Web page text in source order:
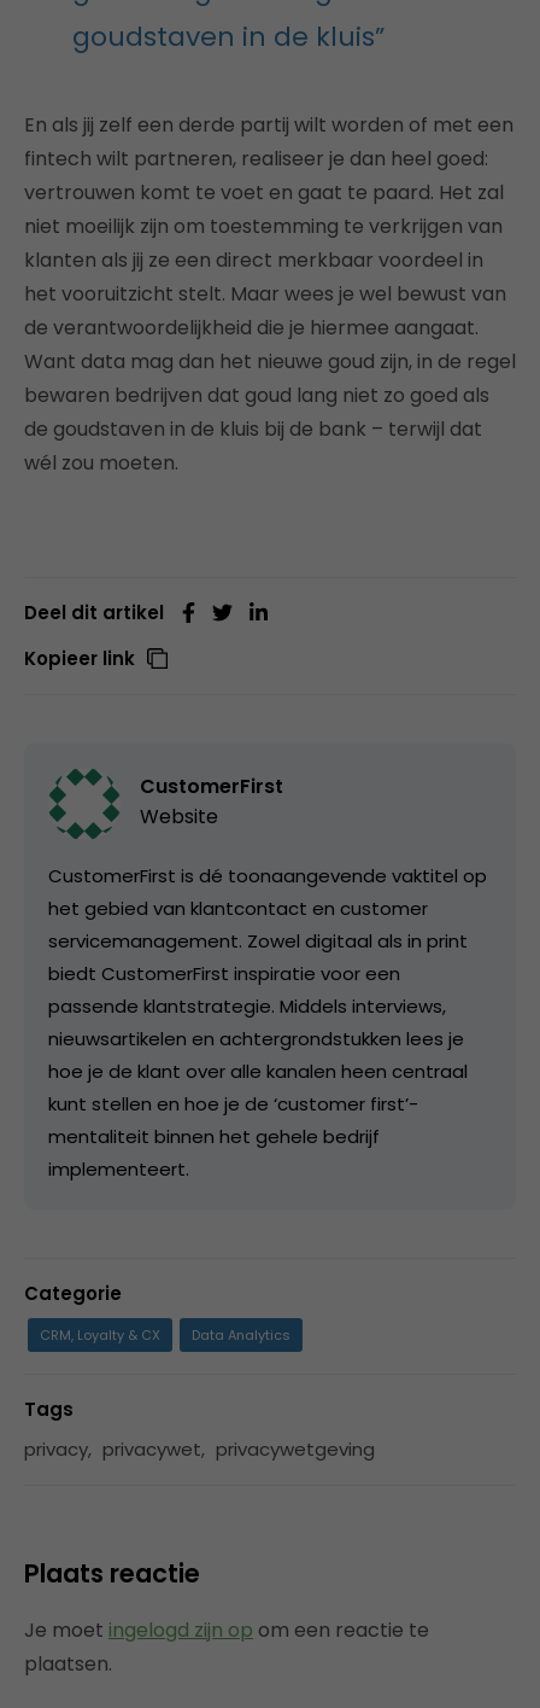
goudstaven in de kluis”
En als jij zelf een derde partij wilt worden of met een
fintech wilt partneren, realiseer je dan heel goed:
vertrouwen komt te voet en gaat te paard. Het zal
niet moeilijk zijn om toestemming te verkrijgen van
klanten als jij ze een direct merkbaar voordeel in
het vooruitzicht stelt. Maar wees je wel bewust van
de verantwoordelijkheid die je hiermee aangaat.
Want data mag dan het nieuwe goud zijn, in de regel
bewaren bedrijven dat goud lang niet zo goed als
de goudstaven in de kluis bij de bank – terwijl dat
wél zou moeten.
Deel dit artikel
Kopieer link
CustomerFirst
Website
CustomerFirst is dé toonaangevende vaktitel op
het gebied van klantcontact en customer
servicemanagement. Zowel digitaal als in print
biedt CustomerFirst inspiratie voor een
passende klantstrategie. Middels interviews,
nieuwsartikelen en achtergrondstukken lees je
hoe je de klant over alle kanalen heen centraal
kunt stellen en hoe je de ‘customer first’-
mentaliteit binnen het gehele bedrijf
implementeert.
Categorie
CRM, Loyalty & CX Data Analytics
Tags
privacy, privacywet, privacywetgeving
Plaats reactie
Je moet ingelogd zijn op om een reactie te
plaatsen.